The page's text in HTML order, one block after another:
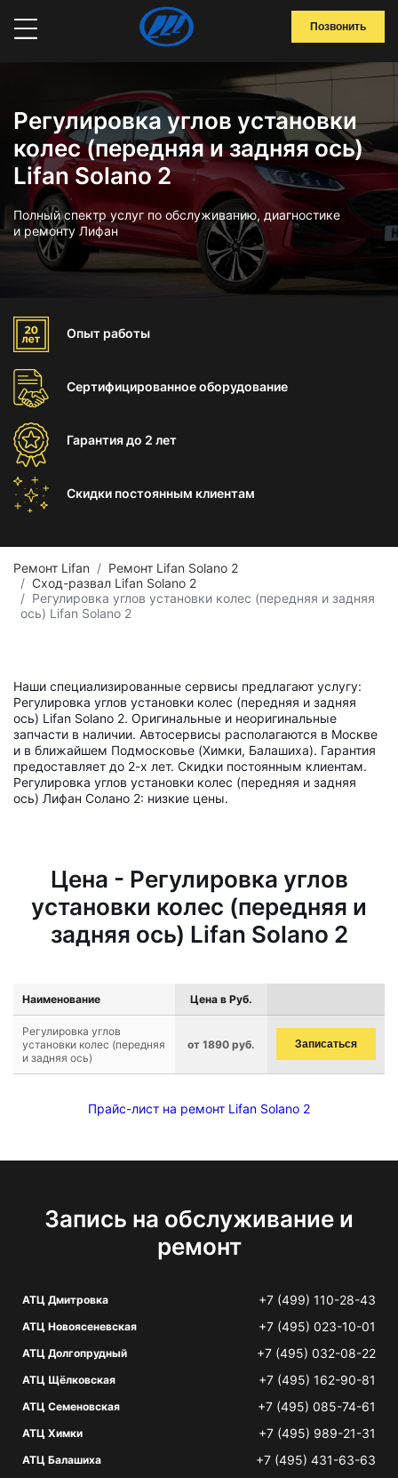
Позвонить
Регулировка углов установки
колес (передняя и задняя ось)
Lifan Solano 2
Полный спектр услуг по обслуживанию, диагностике
и ремонту Лифан
Опыт работы
Сертифицированноеоборудование
Гарантиядо 2 лет
Скидки постоянным клиентам
Ремонт Lifan
Ремонт Lifan Solano 2
Сход-развал Lifan Solano 2
Регулировка углов установки колес (передняя и задняя
ось) Lifan Solano 2
Наши специализированные сервисы предлагают услугу:
Регулировка углов установки колес (передняя и задняя
ось) Lifan Solano 2. Оригинальные и неоригинальные
запчасти в наличии. Автосервисы располагаются в Москве
и в ближайшем Подмосковье (Химки, Балашиха). Гарантия
предоставляет до 2-х лет. Скидки постоянным клиентам.
Регулировка углов установки колес (передняя и задняя
ось) Лифан Солано 2: низкие цены.
Цена - Регулировка углов
установки колес (передняя и
задняя ось) Lifan Solano 2
Наименование Цена в Руб.
Регулировка углов
установки колес (передняя
и задняя ось)
от 1890 руб. Записаться
Прайс-лист на ремонт Lifan Solano 2
Запись на обслуживание и
ремонт
АТЦ Дмитровка +7 (499) 110-28-43
АТЦ Новоясеневская +7 (495) 023-10-01
АТЦ Долгопрудный +7 (495) 032-08-22
АТЦ Щёлковская +7 (495) 162-90-81
АТЦ Семеновская +7 (495) 085-74-61
АТЦ Химки +7 (495) 989-21-31
АТЦ Балашиха +7 (495) 431-63-63